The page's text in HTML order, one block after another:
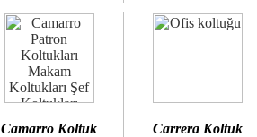
Camarro Koltuk Carrera Koltuk